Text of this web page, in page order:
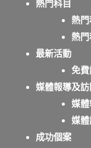
熱門科目
熱
熱門
最新活動
免
媒體報導及訪
媒
媒體
成功個案